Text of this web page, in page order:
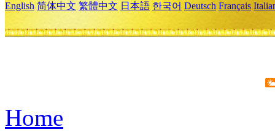
English 简体中文 繁體中文 日本語 한국어 Deutsch Français
Home